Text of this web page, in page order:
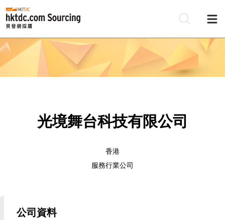
光境舞台科技有限公司
香港
服務行業公司
公司資料